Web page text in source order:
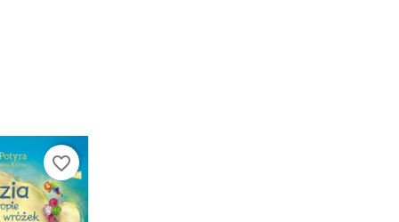
favorite_border